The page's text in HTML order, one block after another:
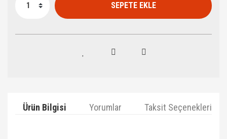
SEPETE EKLE
Ürün Bilgisi Yorumlar Taksit Seçenekleri